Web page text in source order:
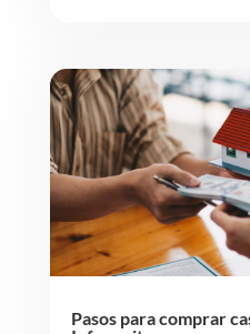
Pasos para comprar